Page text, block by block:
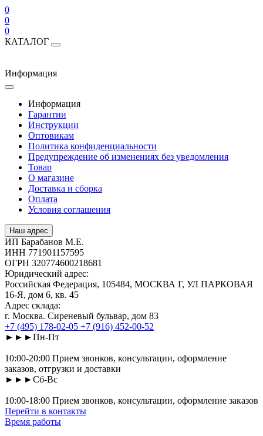
0
0
0
КАТАЛОГ
Информация
Информация
Гарантии
Инструкции
Оптовикам
Политика конфиденциальности
Предупреждение об изменениях без уведомления
Товар
О магазине
Доставка и сборка
Оплата
Условия соглашения
Наш адрес
ИП Барабанов М.Е.
ИНН 771901157595
ОГРН 320774600218681
Юридический адрес:
Российская Федерация, 105484, МОСКВА Г, УЛ ПАРКОВАЯ
16-Я, дом 6, кв. 45
Адрес склада:
г. Москва. Сиреневый бульвар, дом 83
+7 (495) 178-02-05 +7 (916) 452-00-52
►►►Пн-Пт
10:00-20:00 Прием звонков, консультации, оформление
заказов, отгрузки и доставки
►►►Сб-Вс
10:00-18:00 Прием звонков, консультации, оформление заказов
Перейти в контакты
Время работы